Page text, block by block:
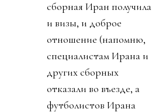
сборная Иран получила
и визы, и доброе
отношение (напомню,
специалистам Ирана и
других сборных
отказали во въезде, а
футболистов Ирана